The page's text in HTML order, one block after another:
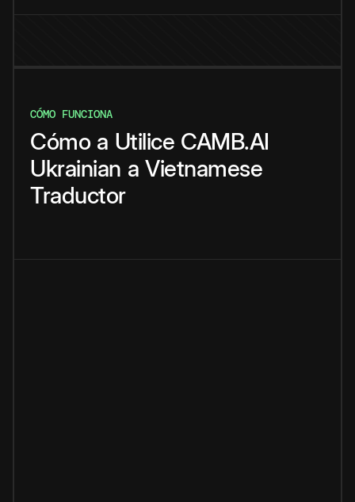
CÓMO FUNCIONA
Cómo a Utilice CAMB.AI
Ukrainian a Vietnamese
Traductor